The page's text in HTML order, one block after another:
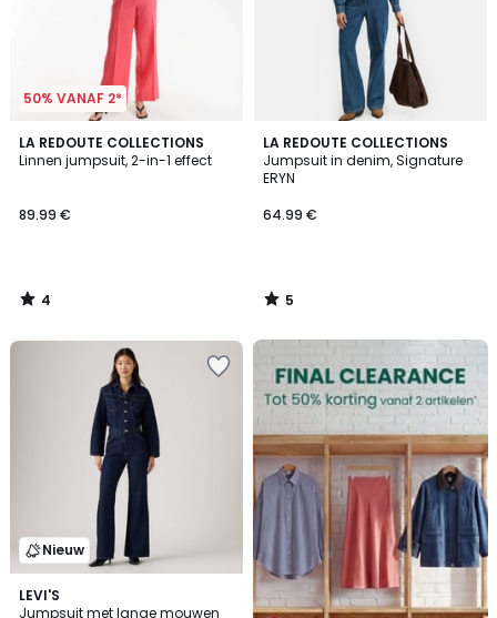
50% VANAF 2*
LA REDOUTE COLLECTIONS
Linnen jumpsuit, 2-in-1 effect
89.99 €
4
/
4
/
LA REDOUTE COLLECTIONS
Jumpsuit in denim, Signature
ERYN
64.99 €
5
/
5
5
/
Nieuw
LEVI'S
Jumpsuit met lange mouwen
FINAL
CLEARANCE